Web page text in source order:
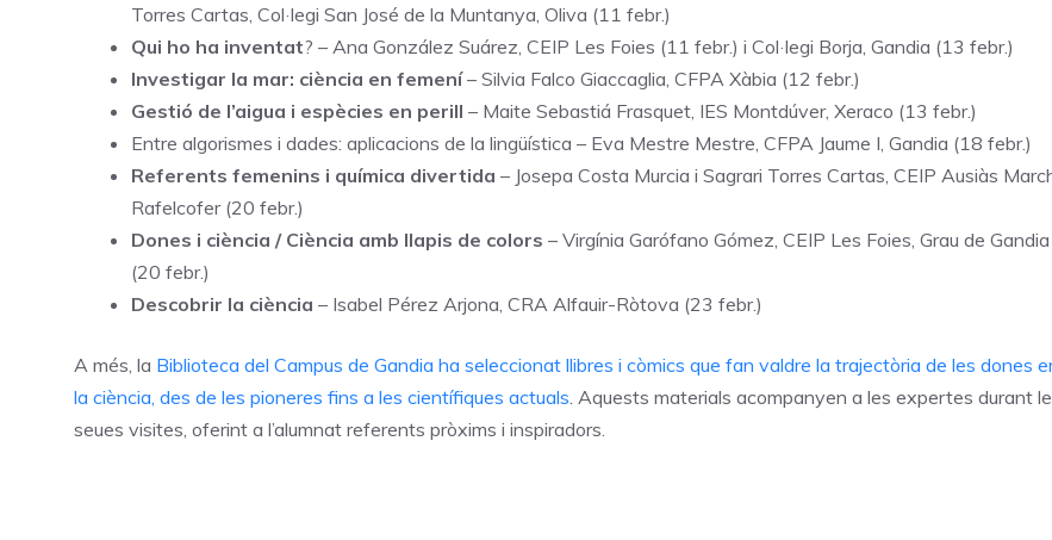
Torres Cartas, Col·legi San José de la Muntanya, Oliva (11 febr.)
Qui ho ha inventat? – Ana González Suárez, CEIP Les Foies (11 febr.) i Col·legi Borja, Gandia (13 febr.)
Investigar la mar: ciència en femení– Silvia Falco Giaccaglia, CFPA Xàbia (12 febr.)
Gestió de l’aigua i espècies en perill – Maite Sebastiá Frasquet, IES Montdúver, Xeraco (13 febr.)
Entre algorismes i dades: aplicacions de la lingüística – Eva Mestre Mestre, CFPA Jaume I, Gandia (18 febr.)
Referents femenins i química divertida – Josepa Costa Murcia i Sagrari Torres Cartas, CEIP Ausiàs
Rafelcofer (20 febr.)
Dones i ciència / Ciència amb llapis de colors – Virgínia Garófano Gómez, CEIP Les Foies, Grau de Gandia
(20 febr.)
Descobrir la ciència – Isabel Pérez Arjona, CRA Alfauir-Ròtova (23 febr.)
A més, la Biblioteca del Campus de Gandia ha seleccionat llibres i còmics que fan valdre la trajectòria de les dones
la ciència, des de les pioneres fins a les científiques actuals . Aquests materials acompanyen a les expertes durant
seues visites, oferint a l’alumnat referents pròxims i inspiradors.